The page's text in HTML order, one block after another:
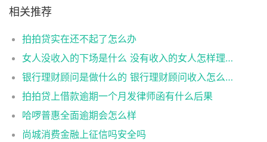
相关推荐
拍拍贷实在还不起了怎么办
女人没收入的下场是什么 没有收入的女人怎样理财
银行理财顾问是做什么的 银行理财顾问收入怎么样
拍拍贷上借款逾期一个月发律师函有什么后果
哈啰普惠全面逾期会怎么样
尚城消费金融上征信吗安全吗